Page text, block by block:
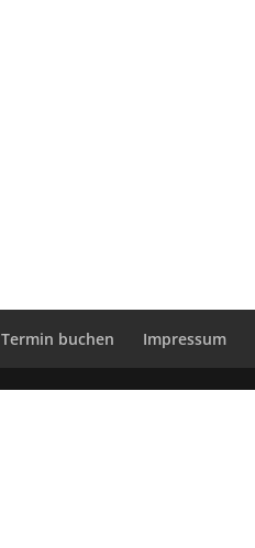
Termin buchen Impressum